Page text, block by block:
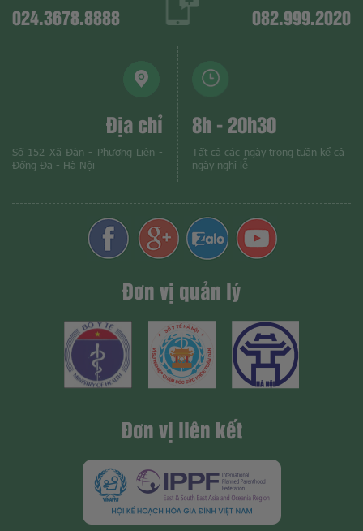
024.3678.8888 082.999.2020
Địa chỉ
Số 152 Xã Đàn - Phương Liên -
Đống Đa - Hà Nội
8h - 20h30
Tất cả các ngày trong tuần kể cả
ngày nghỉ lễ
Đơn vị quản lý
Đơn vị liên kết